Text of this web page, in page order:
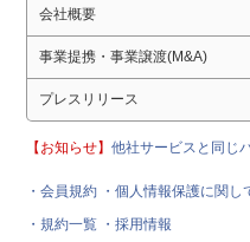
会社概要
事業提携・事業譲渡(M&A)
プレスリリース
【お知らせ】他社サービスと同じ
・会員規約 ・個人情報保護に関し
・規約一覧 ・採用情報